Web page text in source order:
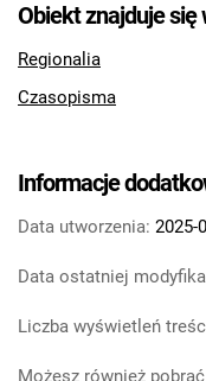
Obiekt znajduje się
Regionalia
Czasopisma
Informacje
Data utworzenia: 2025-
Data ostatniej
Liczba wyświetleń
Możesz również